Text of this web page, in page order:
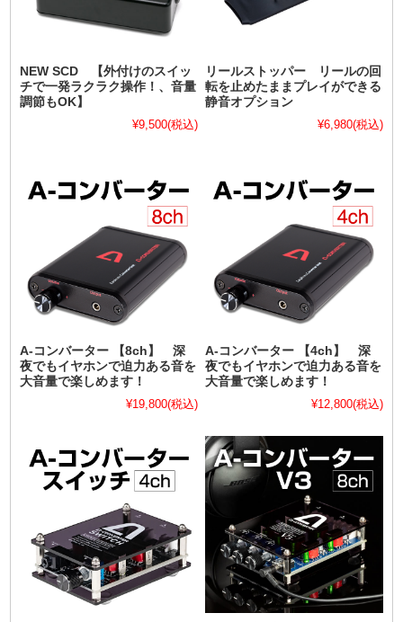
NEW SCD 【外付けのスイッ
チで一発ラクラク操作！、音量
調節もOK】
¥9,500(税込)
リールストッパー リールの回
転を止めたままプレイができる
静音オプション
¥6,980(税込)
A-コンバーター 【8ch】 深
夜でもイヤホンで迫力ある音を
大音量で楽しめます！
¥19,800(税込)
A-コンバーター 【4ch】 深
夜でもイヤホンで迫力ある音を
大音量で楽しめます！
¥12,800(税込)